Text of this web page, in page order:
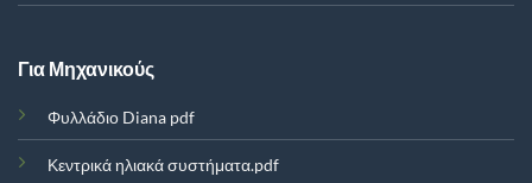
Για Μηχανικούς
Φυλλάδιο Diana pdf
Κεντρικά ηλιακά συστήματα.pdf